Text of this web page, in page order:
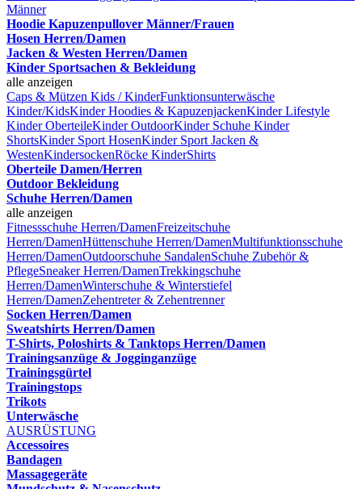
Männer
Hoodie Kapuzenpullover Männer/Frauen
Hosen Herren/Damen
Jacken & Westen Herren/Damen
Kinder Sportsachen & Bekleidung
alle anzeigen
Caps & Mützen Kids / KinderFunktionsunterwäsche
Kinder/KidsKinder Hoodies & KapuzenjackenKinder Lifestyle
Kinder OberteileKinder OutdoorKinder Schuhe Kinder
ShortsKinder Sport HosenKinder Sport Jacken &
WestenKindersockenRöcke KinderShirts
Oberteile Damen/Herren
Outdoor Bekleidung
Schuhe Herren/Damen
alle anzeigen
Fitnessschuhe Herren/DamenFreizeitschuhe
Herren/DamenHüttenschuhe Herren/DamenMultifunktionsschuhe
Herren/DamenOutdoorschuhe SandalenSchuhe Zubehör &
PflegeSneaker Herren/DamenTrekkingschuhe
Herren/DamenWinterschuhe & Winterstiefel
Herren/DamenZehentreter & Zehentrenner
Socken Herren/Damen
Sweatshirts Herren/Damen
T-Shirts, Poloshirts & Tanktops Herren/Damen
Trainingsanzüge & Jogginganzüge
Trainingsgürtel
Trainingstops
Trikots
Unterwäsche
AUSRÜSTUNG
Accessoires
Bandagen
Massagegeräte